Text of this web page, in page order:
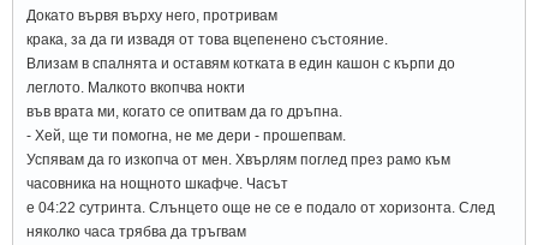
Докато вървя върху него, протривам
крака, за да ги извадя от това вцепенено състояние.
Влизам в спалнята и оставям котката в един кашон с кърпи до
леглото. Малкото вкопчва нокти
във врата ми, когато се опитвам да го дръпна.
- Хей, ще ти помогна, не ме дери - прошепвам.
Успявам да го изкопча от мен. Хвърлям поглед през рамо към
часовника на нощното шкафче. Часът
е 04:22 сутринта. Слънцето още не се е подало от хоризонта. След
няколко часа трябва да тръгвам